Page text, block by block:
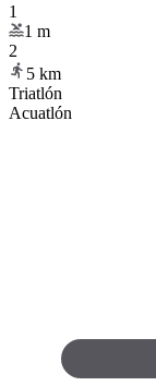
1
1 m
2
5 km
Triatlón
Acuatlón